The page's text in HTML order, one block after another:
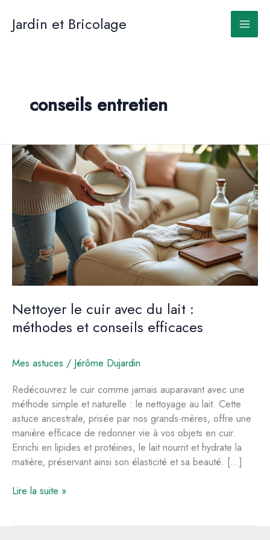
contenu
Jardin et Bricolage
conseils entretien
Nettoyer le cuir avec du lait :
méthodes et conseils efficaces
Mes astuces / Jérôme Dujardin
Redécouvrez le cuir comme jamais auparavant avec une
méthode simple et naturelle : le nettoyage au lait. Cette
astuce ancestrale, prisée par nos grands-mères, offre une
manière efficace de redonner vie à vos objets en cuir.
Enrichi en lipides et protéines, le lait nourrit et hydrate la
matière, préservant ainsi son élasticité et sa beauté. […]
Nettoyer
Lire la suite »